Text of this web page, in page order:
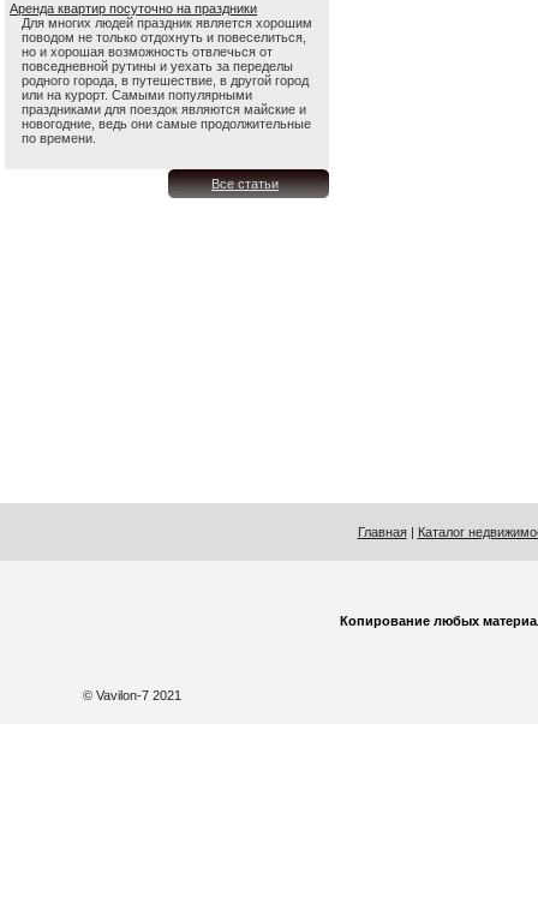
Аренда квартир посуточно на праздники
Для многих людей праздник является хорошим
поводом не только отдохнуть и повеселиться,
но и хорошая возможность отвлечься от
повседневной рутины и уехать за переделы
родного города, в путешествие, в другой город
или на курорт. Самыми популярными
праздниками для поездок являются майские и
новогодние, ведь они самые продолжительные
по времени.
Все статьи
Главная| Каталог
Копирование любых
© Vavilon-7 2021